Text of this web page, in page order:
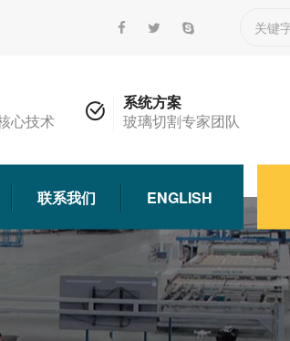
心技术
系统方案
玻璃切割专家团队
联系我们 ENGLISH